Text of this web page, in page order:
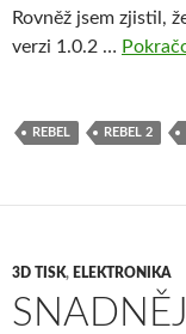
Rovněž jsem zjistil,
verzi 1.0.2 …
REBEL REBEL 2
3D TISK, ELEKTRONIKA